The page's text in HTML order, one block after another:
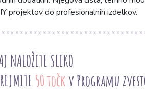
projektov do profesionalnih izdelkov.
NALOŽITE SLIKO
50 točkv Programu